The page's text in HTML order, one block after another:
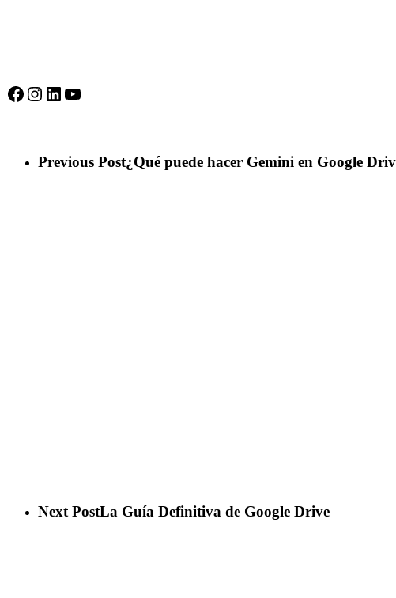
Facebook
Instagram
LinkedIn
YouTube
Previous Post¿Qué puede hacer Gemini en Google
Next PostLa Guía Definitiva de Google Drive